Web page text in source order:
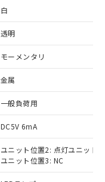
白
透明
モーメンタリ
金属
一般負荷用
DC5V 6mA
ユニット位置2: 点灯ユニット
ユニット位置3: NC